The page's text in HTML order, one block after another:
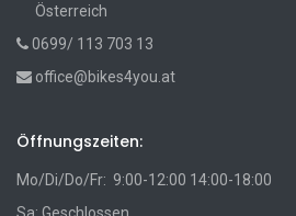
Österreich
0699/ 113 703 13
office@bikes4you.at
Öffnungszeiten:
Mo/Di/Do/Fr: 9:00-12:00 14:00-18:00